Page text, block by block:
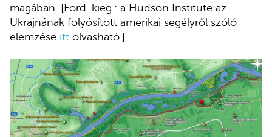
magában. [Ford. kieg.: a Hudson Institute az
Ukrajnának folyósított amerikai segélyről szóló
elemzése itt olvasható.]